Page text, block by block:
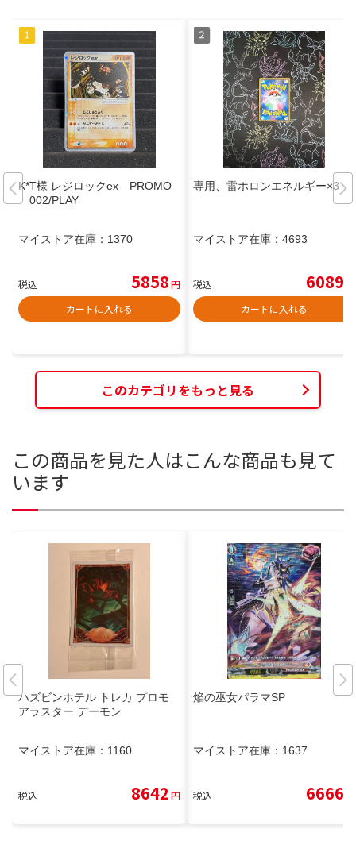
K*T様 レジロックex PROMO
002/PLAY
マイストア在庫： 1370
税込 5858円
カートに入れる
専用、雷ホロンエネルギー×3
マイストア在庫： 4693
税込 6089
カートに入れる
このカテゴリをもっと見る
この商品を見た人はこんな商品も見て
います
ハズビンホテル トレカ プロモ
アラスター デーモン
マイストア在庫： 1160
税込 8642円
焔の巫女パラマSP
マイストア在庫： 1637
税込 6666